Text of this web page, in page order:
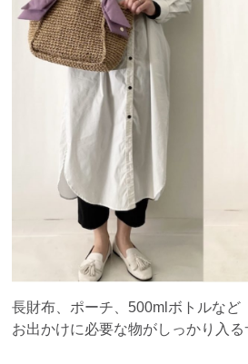
長財布、ポーチ、500mlボトルなど
お出かけに必要な物がしっかり入る